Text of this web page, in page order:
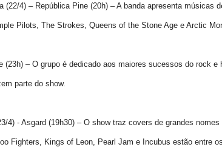
(22/4) – República Pine (20h) – A banda apresenta
Pilots, The Strokes, Queens of the Stone Age e Arctic
(23h) – O grupo é dedicado aos maiores sucessos do rock
parte do show.
4) - Asgard (19h30) – O show traz covers de grandes
Fighters, Kings of Leon, Pearl Jam e Incubus estão entre